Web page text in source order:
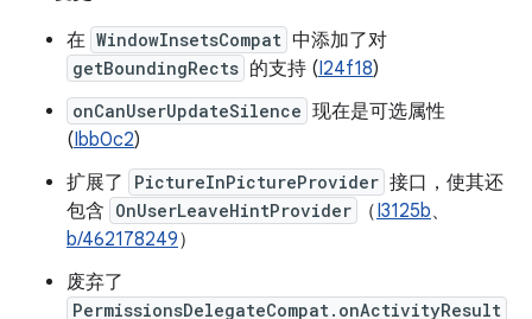
在 WindowInsetsCompat 中添加了对
getBoundingRects 的支持 (I24f18)
onCanUserUpdateSilence 现在是可选属性
(Ibb0c2)
扩展了
PictureInPictureProvider 接口，使其还
包含 OnUserLeaveHintProvider （I3125b、
b/462178249）
废弃了
PermissionsDelegateCompat.onActivityResult